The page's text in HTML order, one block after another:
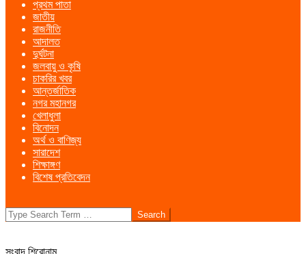
Menu
প্রথম পাতা
জাতীয়
রাজনীতি
আদালত
দুর্ঘটনা
জলবায়ু ও কৃষি
চাকরির খবর
আন্তর্জাতিক
নগর মহানগর
খেলাধুলা
বিনোদন
অর্থ ও বাণিজ্য
সারাদেশ
শিক্ষাঙ্গণ
বিশেষ প্রতিবেদন
Search
সংবাদ শিরোনাম